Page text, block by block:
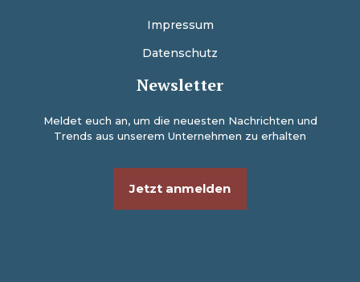
Impressum
Datenschutz
Newsletter
Meldet euch an, um die neuesten Nachrichten und
Trends aus unserem Unternehmen zu erhalten
Jetzt anmelden